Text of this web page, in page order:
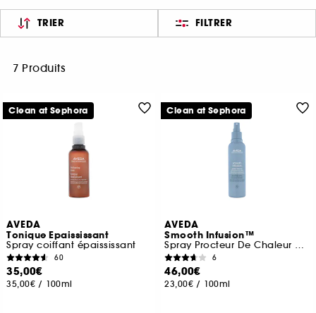
TRIER FILTRER
7 Produits
AVEDA
Tonique Epaississant
Spray coiffant épaississant
60
35,00€
35,00€ / 100ml
Clean at Sephora
AVEDA
Smooth Infusion™
Spray Procteur De Chaleur Anti-Frisottis
6
46,00€
23,00€ / 100ml
Clean at Sephora